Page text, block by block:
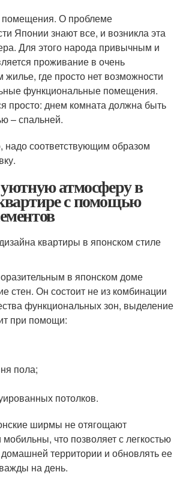
О проблеме
Японии знают все, и возникла эта
Для этого народа привычным и
проживание в очень
жилье, где просто нет возможности
функциональные помещения.
просто: днем комната должна быть
– спальней.
надо соответствующим образом
атмосферу в
с помощью
квартиры в японском стиле
в японском доме
стен. Он состоит не из комбинации
функциональных зон, выделение
при помощи:
пола;
потолков.
ширмы не отягощают
что позволяет с легкостью
территории и обновлять ее
на день.